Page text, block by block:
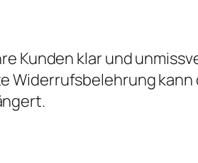
Kunden klar und